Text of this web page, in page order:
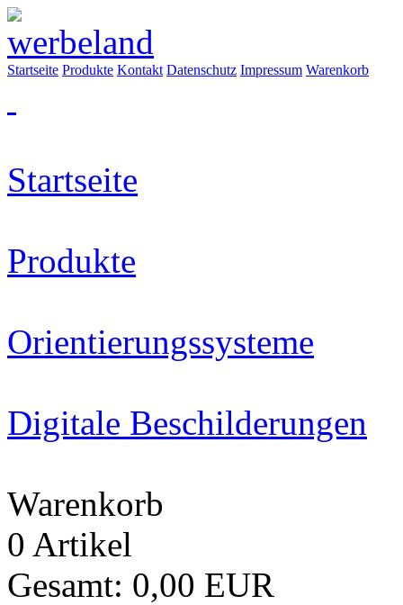
Startseite Produkte Kontakt Datenschutz Impressum Warenkorb
Startseite
Produkte
Orientierungssysteme
Digitale Beschilderungen
Warenkorb
0 Artikel
Gesamt: 0,00 EUR